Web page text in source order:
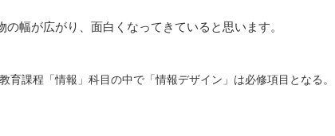
幅が広がり、面白くなってきていると思います。
育課程「情報」科目の中で「情報デザイン」は必修項目となる。